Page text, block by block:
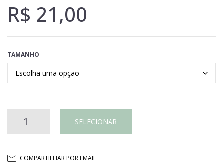
R$ 21,00
TAMANHO
BANDEJA SELECIONAR
COMPARTILHAR POR EMAIL